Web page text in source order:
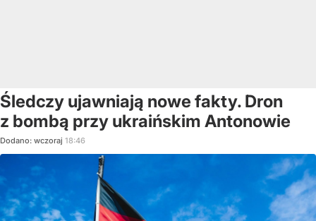
Śledczy ujawniają nowe fakty. Dron
z bombą przy ukraińskim Antonowie
Dodano: wczoraj 18:46